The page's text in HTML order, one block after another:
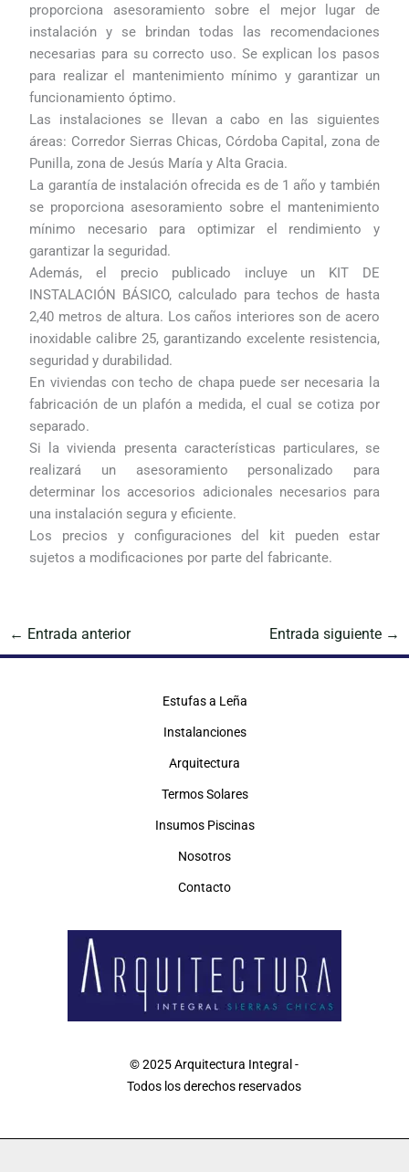
proporciona asesoramiento sobre el mejor lugar de
instalación y se brindan todas las recomendaciones
necesarias para su correcto uso. Se explican los pasos
para realizar el mantenimiento mínimo y garantizar un
funcionamiento óptimo.
Las instalaciones se llevan a cabo en las siguientes
áreas: Corredor Sierras Chicas, Córdoba Capital, zona de
Punilla, zona de Jesús María y Alta Gracia.
La garantía de instalación ofrecida es de 1 año y también
se proporciona asesoramiento sobre el mantenimiento
mínimo necesario para optimizar el rendimiento y
garantizar la seguridad.
Además, el precio publicado incluye un KIT DE
INSTALACIÓN BÁSICO, calculado para techos de hasta
2,40 metros de altura. Los caños interiores son de acero
inoxidable calibre 25, garantizando excelente resistencia,
seguridad y durabilidad.
En viviendas con techo de chapa puede ser necesaria la
fabricación de un plafón a medida, el cual se cotiza por
separado.
Si la vivienda presenta características particulares, se
realizará un asesoramiento personalizado para
determinar los accesorios adicionales necesarios para
una instalación segura y eficiente.
Los precios y configuraciones del kit pueden estar
sujetos a modificaciones por parte del fabricante.
← Entrada anterior Entrada siguiente →
Estufas a Leña
Instalanciones
Arquitectura
Termos Solares
Insumos Piscinas
Nosotros
Contacto
© 2025 Arquitectura Integral -
Todos los derechos reservados